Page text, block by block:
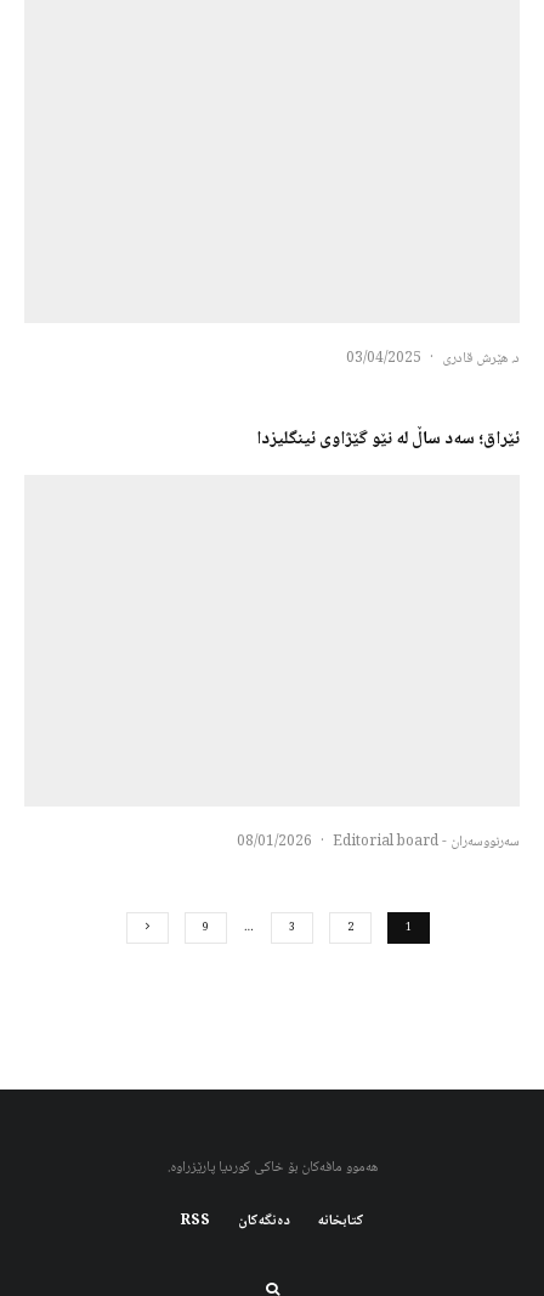
د. هێرش قادری ·
03/04/2025
ئێراق؛ سەد ساڵ لە نێو گێژاوی ئینگلیزدا
سەرنووسەران - Editorial board ·
08/01/2026
1
2
3
…
9
هەموو مافەکان بۆ خاکی کوردیا پارێزراوە.
کتابخانه دەنگەکان RSS